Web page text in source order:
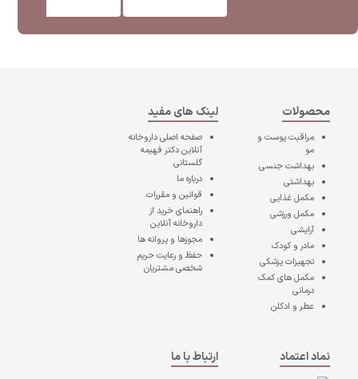
محصولات
مراقبت پوست و
مو
بهداشت جنسی
بهداشتی
مکمل غذایی
مکمل ورزشی
آرایشی
مادر و کودک
تجهیزات پزشکی
مکمل های کمک
درمانی
عطر و ادکلن
لینک های مفید
صفحه اصلیداروخانه
آنلاین دکتر فهیمه
گلستانی
درباره ما
قوانین و مقررات
راهنمای خرید از
داروخانه آنلاین
مجوزها و پروانه ها
حفظ و رعایت حریم
شخصی مشتریان
نماد اعتماد
ارتباط با ما